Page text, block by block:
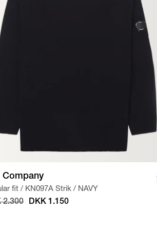
Company
fit / KN097A Strik / NAVY
2.300 DKK 1.150